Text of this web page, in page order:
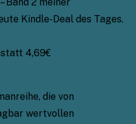
Kindle-Deal des Tages.
4,69€
die von
wertvollen